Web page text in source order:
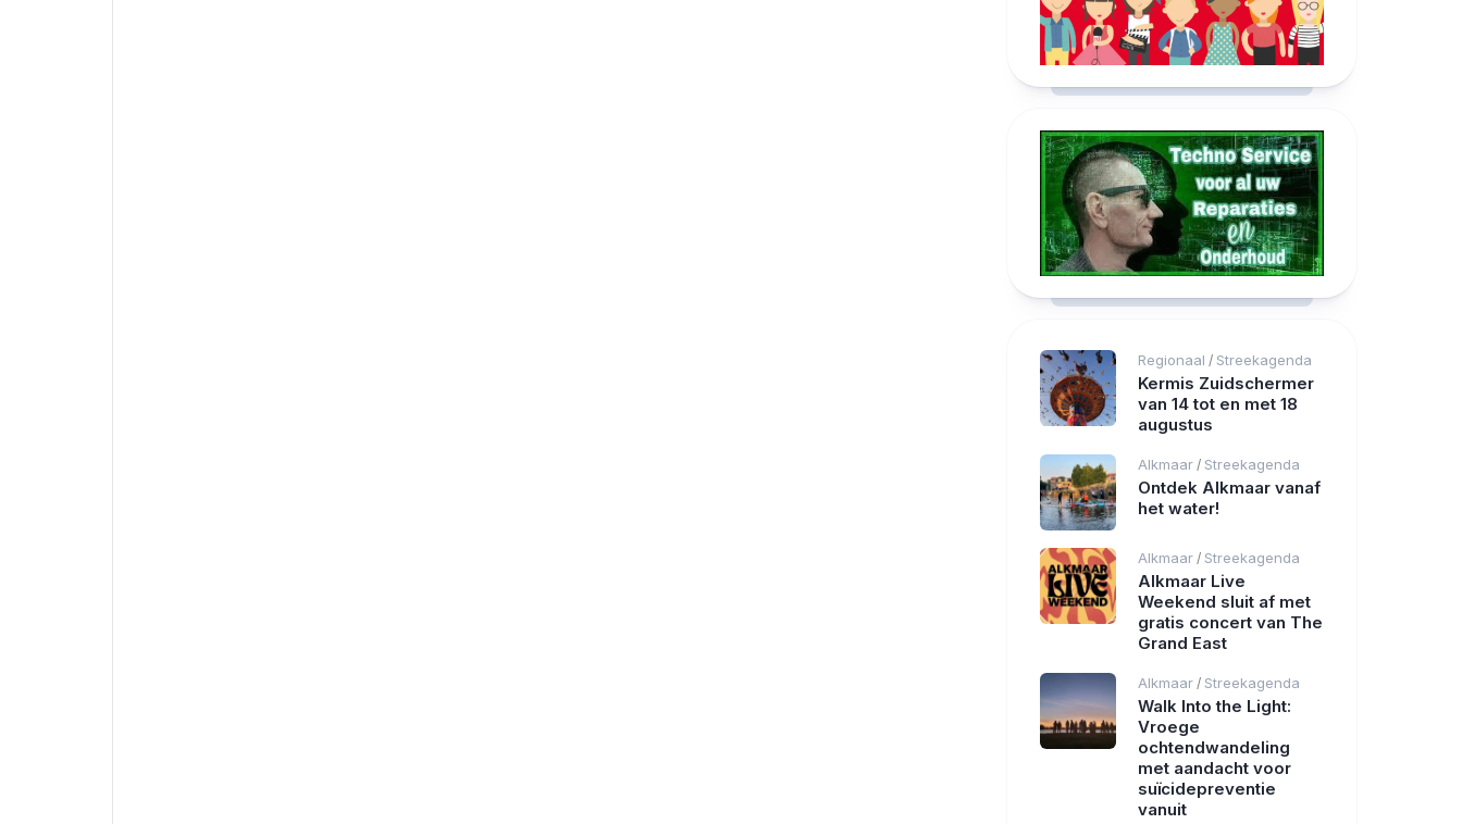
Regionaal / Streekagenda
Kermis Zuidschermer
van 14 tot en met 18
augustus
Alkmaar / Streekagenda
Ontdek Alkmaar vanaf
het water!
Alkmaar / Streekagenda
Alkmaar Live
Weekend sluit af met
gratis concert van The
Grand East
Alkmaar / Streekagenda
Walk Into the Light:
Vroege
ochtendwandeling
met aandacht voor
suïcidepreventie
vanuit